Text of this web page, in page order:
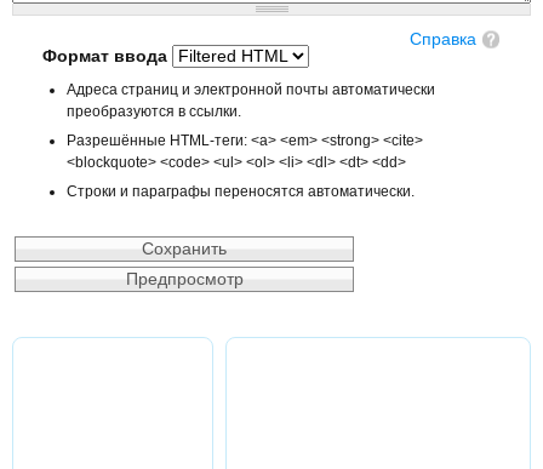
Справка
Формат ввода
Адреса страниц и электронной почты автоматически
преобразуются в ссылки.
Разрешённые HTML-теги: <a> <em> <strong> <cite>
<blockquote> <code> <ul> <ol> <li> <dl> <dt> <dd>
Строки и параграфы переносятся автоматически.